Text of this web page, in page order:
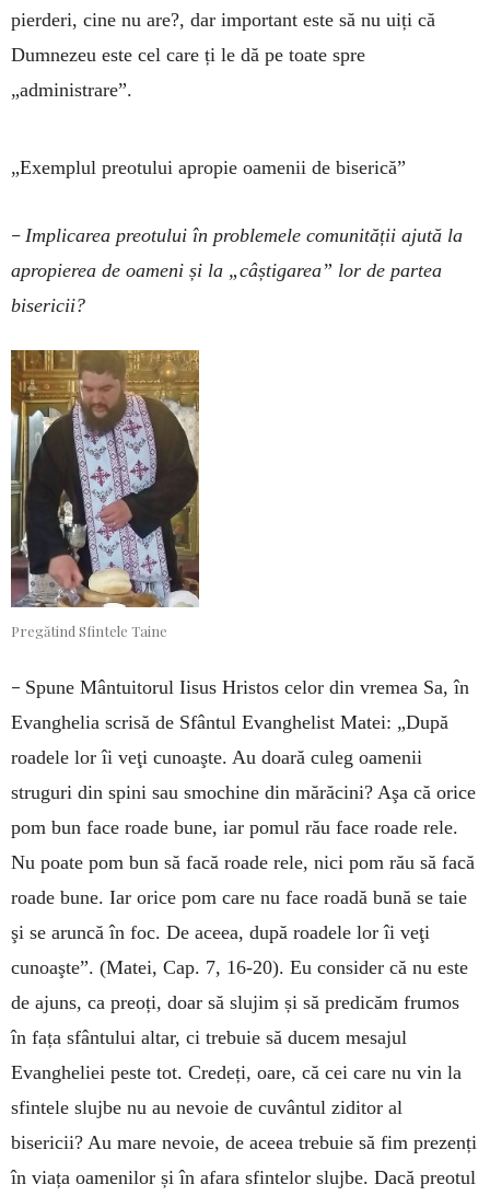
pierderi, cine nu are?, dar important este să nu uiți că
Dumnezeu este cel care ți le dă pe toate spre
„administrare”.
„Exemplul preotului apropie oamenii de biserică”
– Implicarea preotului în problemele comunității ajută la
apropierea de oameni și la „câștigarea” lor de partea
bisericii?
Pregătind Sfintele Taine
– Spune Mântuitorul Iisus Hristos celor din vremea Sa, în
Evanghelia scrisă de Sfântul Evanghelist Matei: „După
roadele lor îi veţi cunoaşte. Au doară culeg oamenii
struguri din spini sau smochine din mărăcini? Aşa că orice
pom bun face roade bune, iar pomul rău face roade rele.
Nu poate pom bun să facă roade rele, nici pom rău să facă
roade bune. Iar orice pom care nu face roadă bună se taie
şi se aruncă în foc. De aceea, după roadele lor îi veţi
cunoaşte”. (Matei, Cap. 7, 16-20). Eu consider că nu este
de ajuns, ca preoți, doar să slujim și să predicăm frumos
în fața sfântului altar, ci trebuie să ducem mesajul
Evangheliei peste tot. Credeți, oare, că cei care nu vin la
sfintele slujbe nu au nevoie de cuvântul ziditor al
bisericii? Au mare nevoie, de aceea trebuie să fim prezenți
în viața oamenilor și în afara sfintelor slujbe. Dacă preotul